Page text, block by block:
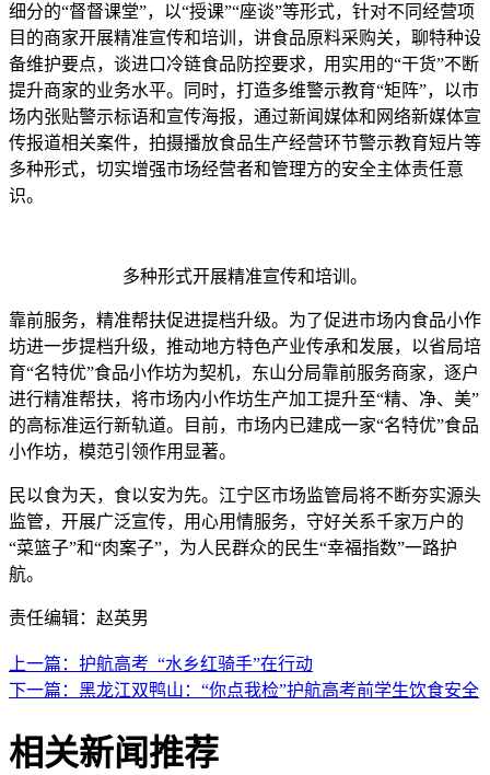
细分的“督督课堂”，以“授课”“座谈”等形式，针对不同经营项
目的商家开展精准宣传和培训，讲食品原料采购关，聊特种设
备维护要点，谈进口冷链食品防控要求，用实用的“干货”不断
提升商家的业务水平。同时，打造多维警示教育“矩阵”，以市
场内张贴警示标语和宣传海报，通过新闻媒体和网络新媒体宣
传报道相关案件，拍摄播放食品生产经营环节警示教育短片等
多种形式，切实增强市场经营者和管理方的安全主体责任意
识。
多种形式开展精准宣传和培训。
靠前服务，精准帮扶促进提档升级。为了促进市场内食品小作
坊进一步提档升级，推动地方特色产业传承和发展，以省局培
育“名特优”食品小作坊为契机，东山分局靠前服务商家，逐户
进行精准帮扶，将市场内小作坊生产加工提升至“精、净、美”
的高标准运行新轨道。目前，市场内已建成一家“名特优”食品
小作坊，模范引领作用显著。
民以食为天，食以安为先。江宁区市场监管局将不断夯实源头
监管，开展广泛宣传，用心用情服务，守好关系千家万户的
“菜篮子”和“肉案子”，为人民群众的民生“幸福指数”一路护
航。
责任编辑：赵英男
上一篇：护航高考 “水乡红骑手”在行动
下一篇：黑龙江双鸭山：“你点我检”护航高考前学生饮食安全
相关新闻推荐